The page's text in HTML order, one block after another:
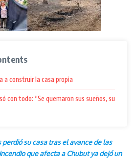
a construir la casa propia
con todo: “Se quemaron sus sueños, su
perdió su casa tras el avance de las
que afecta a Chubut ya dejó un